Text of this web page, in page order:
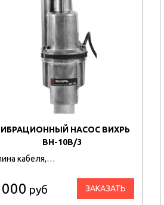
НАСОС ВИХРЬ
ВН-10В/3
кабеля,…
руб ЗАКАЗАТЬ